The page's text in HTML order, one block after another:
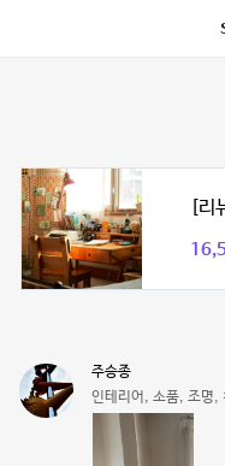
[리
주승종
인테리어, 소품, 조명,